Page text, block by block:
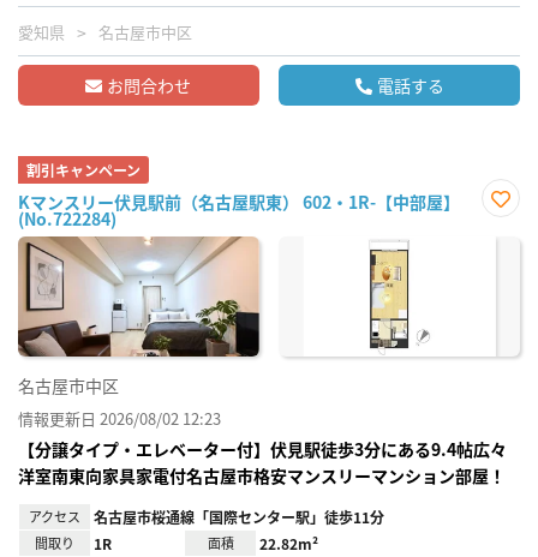
愛知県 名古屋市中区
お問合わせ 電話する
割引キャンペーン
Kマンスリー伏見駅前（名古屋駅東） 602・1R-【中部屋】
(No.722284)
に入
名古屋市中区
情報更新日 2026/08/02 12:23
【分譲タイプ・エレベーター付】伏見駅徒歩3分にある9.4帖広々
洋室南東向家具家電付名古屋市格安マンスリーマンション部屋！
アクセス 名古屋市桜通線「国際センター駅」徒歩11分
間取り 1R 面積 22.82m²